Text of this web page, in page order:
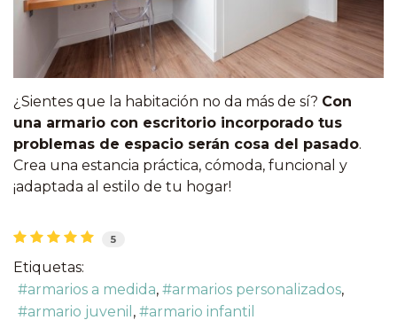
¿Sientes que la habitación no da más de sí? Con
una armario con escritorio incorporado tus
problemas de espacio serán cosa del pasado.
Crea una estancia práctica, cómoda, funcional y
¡adaptada al estilo de tu hogar!
5
Etiquetas:
armarios a medida
armarios personalizados
armario juvenil
armario infantil